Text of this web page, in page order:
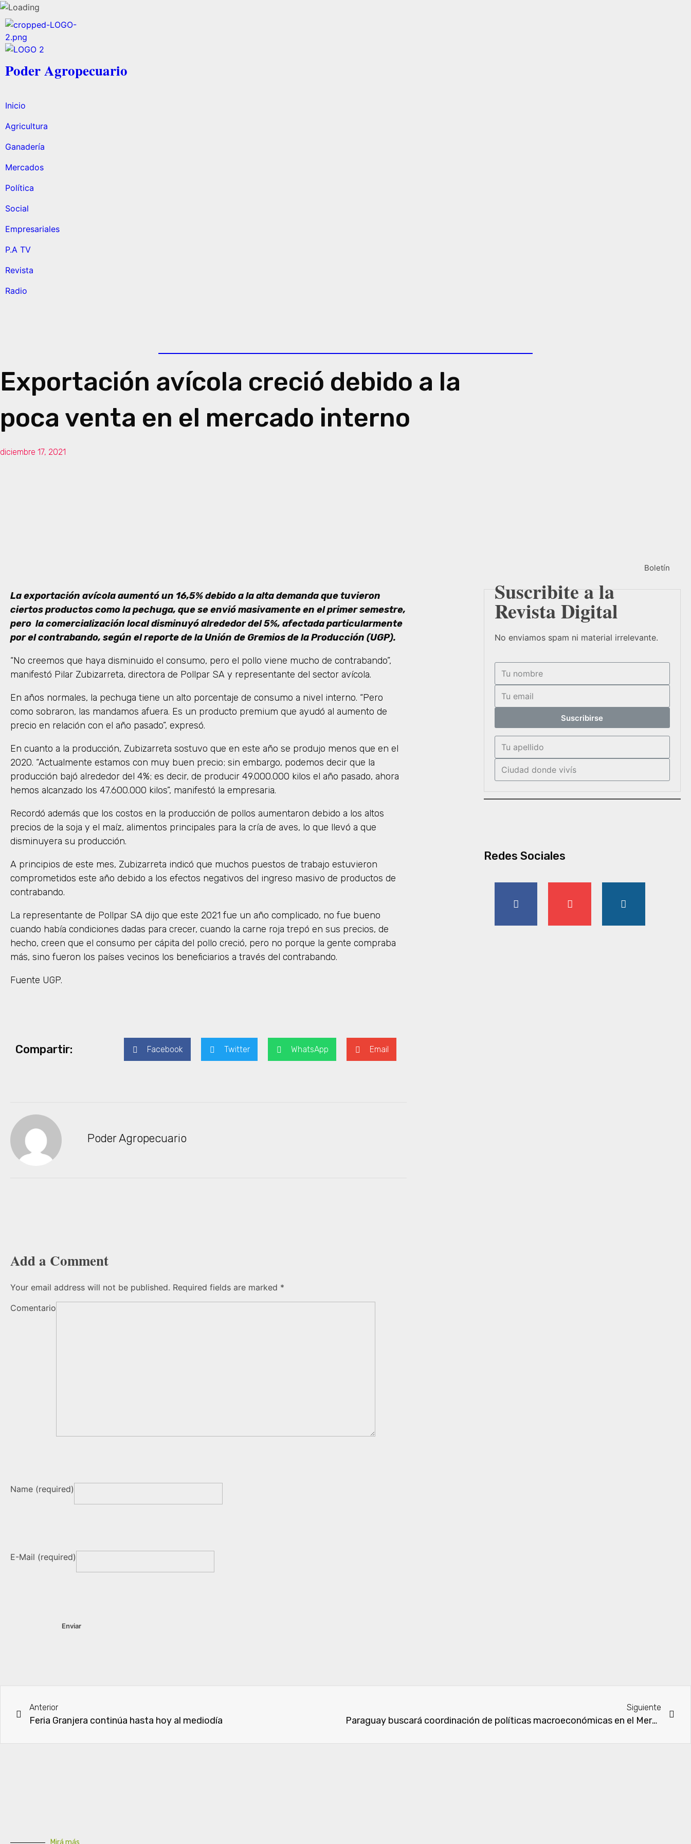
Poder Agropecuario
Inicio
Agricultura
Ganadería
Mercados
Política
Social
Empresariales
P.A TV
Revista
Radio
Exportación avícola creció debido a la
poca venta en el mercado interno
diciembre 17, 2021
La exportación avícola aumentó un 16,5% debido a la alta demanda que tuvieron
ciertos productos como la pechuga, que se envió masivamente en el primer semestre,
pero la comercialización local disminuyó alrededor del 5%, afectada particularmente
por el contrabando, según el reporte de la Unión de Gremios de la Producción (UGP).
“No creemos que haya disminuido el consumo, pero el pollo viene mucho de contrabando”,
manifestó Pilar Zubizarreta, directora de Pollpar SA y representante del sector avícola.
En años normales, la pechuga tiene un alto porcentaje de consumo a nivel interno. “Pero
como sobraron, las mandamos afuera. Es un producto premium que ayudó al aumento de
precio en relación con el año pasado”, expresó.
En cuanto a la producción, Zubizarreta sostuvo que en este año se produjo menos que en el
2020. “Actualmente estamos con muy buen precio; sin embargo, podemos decir que la
producción bajó alrededor del 4%; es decir, de producir 49.000.000 kilos el año pasado, ahora
hemos alcanzado los 47.600.000 kilos”, manifestó la empresaria.
Recordó además que los costos en la producción de pollos aumentaron debido a los altos
precios de la soja y el maíz, alimentos principales para la cría de aves, lo que llevó a que
disminuyera su producción.
A principios de este mes, Zubizarreta indicó que muchos puestos de trabajo estuvieron
comprometidos este año debido a los efectos negativos del ingreso masivo de productos de
contrabando.
La representante de Pollpar SA dijo que este 2021 fue un año complicado, no fue bueno
cuando había condiciones dadas para crecer, cuando la carne roja trepó en sus precios, de
hecho, creen que el consumo per cápita del pollo creció, pero no porque la gente compraba
más, sino fueron los países vecinos los beneficiarios a través del contrabando.
Fuente UGP.
Compartir: Facebook Twitter WhatsApp Email
Poder Agropecuario
Add a Comment
Your email address will not be published. Required fields are marked *
Name (required)
E-Mail (required)
Comentario
Boletín
Suscribite a la
Revista Digital
No enviamos spam ni material irrelevante.
Suscribirse
Redes Sociales
Anterior
Feria Granjera continúa hasta hoy al mediodía
Siguiente
Paraguay buscará coordinación de políticas macroeconómicas en el Mercosur
Mirá más